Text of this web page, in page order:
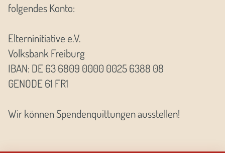
folgendes Konto:
Elterninitiative e.V.
Volksbank Freiburg
IBAN: DE 63 6809 0000 0025 6388 08
GENODE 61 FR1
Wir können Spendenquittungen ausstellen!